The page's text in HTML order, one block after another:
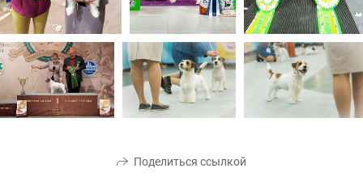
Поделиться ссылкой